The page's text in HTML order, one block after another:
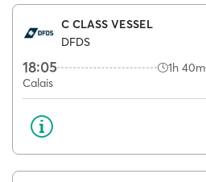
C CLASS VESSEL
DFDS
18:05 1h 40m
Calais